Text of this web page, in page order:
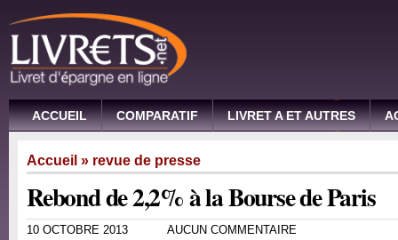
ACCUEIL COMPARATIF LIVRET A ET AUTRES
Accueil » revue de presse
Rebond de 2,2% à la Bourse de Paris
10 OCTOBRE 2013 AUCUN COMMENTAIRE